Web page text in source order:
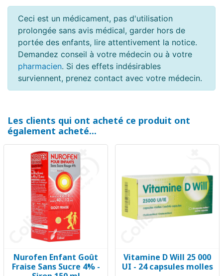
Ceci est un médicament, pas d'utilisation
prolongée sans avis médical, garder hors de
portée des enfants, lire attentivement la notice.
Demandez conseil à votre médecin ou à votre
pharmacien. Si des effets indésirables
surviennent, prenez contact avec votre médecin.
Les clients qui ont acheté ce produit ont
également acheté...
Nurofen Enfant Goût
Fraise Sans Sucre 4% -
Vitamine D Will 25 000
UI - 24 capsules molles